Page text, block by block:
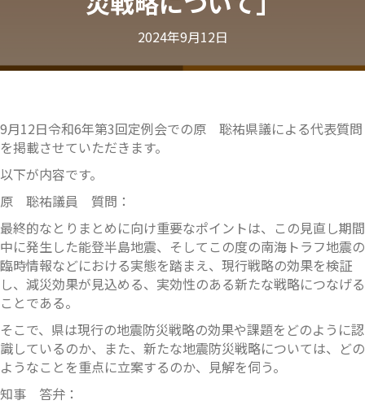
2024年9月12日
9月12日令和6年第3回定例会での原 聡祐県議による代表質問
を掲載させていただきます。
以下が内容です。
原 聡祐議員 質問：
最終的なとりまとめに向け重要なポイントは、この見直し期間
中に発生した能登半島地震、そしてこの度の南海トラフ地震の
臨時情報などにおける実態を踏まえ、現行戦略の効果を検証
し、減災効果が見込める、実効性のある新たな戦略につなげる
ことである。
そこで、県は現行の地震防災戦略の効果や課題をどのように認
識しているのか、また、新たな地震防災戦略については、どの
ようなことを重点に立案するのか、見解を伺う。
知事 答弁：